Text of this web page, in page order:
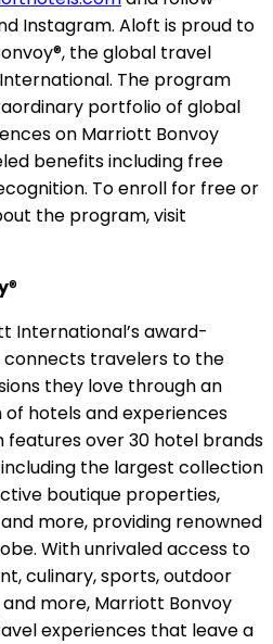
Instagram. Aloft is proud to
the global travel
The program
portfolio of global
on Marriott Bonvoy
benefits including free
To enroll for free or
the program, visit
®
International’s award-
travelers to the
they love through an
hotels and experiences
over 30 hotel brands
the largest collection
boutique properties,
more, providing renowned
With unrivaled access to
culinary, sports, outdoor
more, Marriott Bonvoy
experiences that leave a